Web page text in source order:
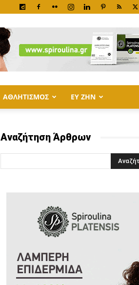
ΑΘΛΗΤΙΣΜΟΣ ΕΥ ΖΗΝ
Αναζήτηση Άρθρων